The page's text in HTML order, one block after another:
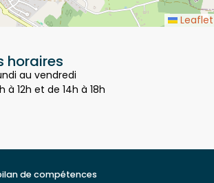
Leaflet
au vendredi
à 12h et de 14h à 18h